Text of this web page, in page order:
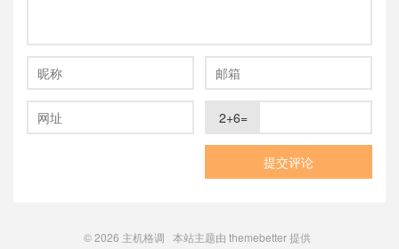
2+6=
© 2026 主机格调 本站主题由 themebetter提供